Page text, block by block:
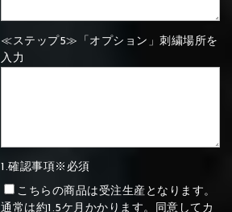
≪ステップ5≫「オプション」刺繍場所を
入力
1.確認事項※必須
こちらの商品は受注生産となります。
通常は約1.5ケ月かかります。同意してカ